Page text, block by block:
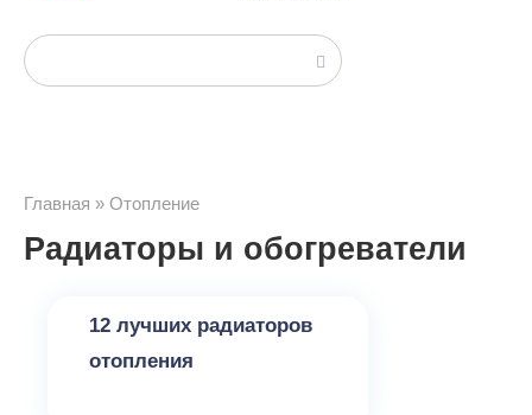
Поиск:
Главная » Отопление
Радиаторы и обогреватели
Радиаторы и обогреватели
12 лучших радиаторов
отопления